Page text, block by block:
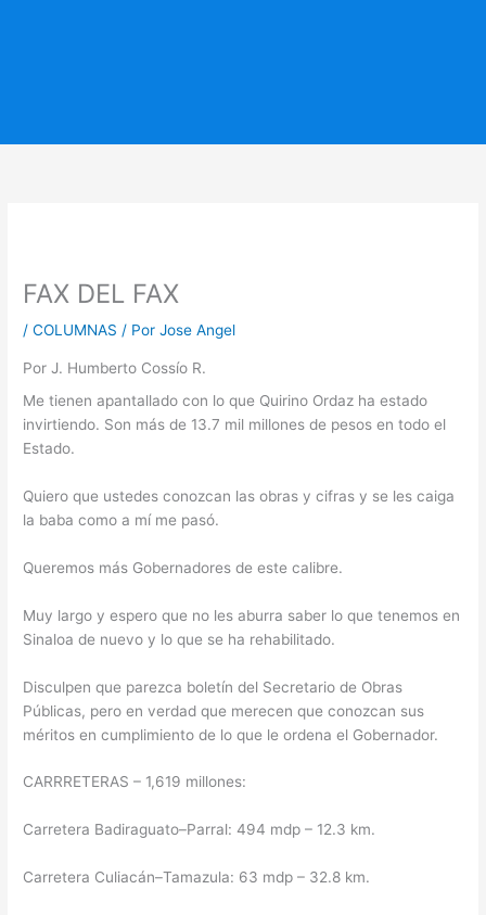
FAX DEL FAX
/COLUMNAS / PorJose Angel
Por J. Humberto Cossío R.
Me tienen apantallado con lo que Quirino Ordaz ha estado
invirtiendo. Son más de 13.7 mil millones de pesos en todo el
Estado.
Quiero que ustedes conozcan las obras y cifras y se les caiga
la baba como a mí me pasó.
Queremos más Gobernadores de este calibre.
Muy largo y espero que no les aburra saber lo que tenemos en
Sinaloa de nuevo y lo que se ha rehabilitado.
Disculpen que parezca boletín del Secretario de Obras
Públicas, pero en verdad que merecen que conozcan sus
méritos en cumplimiento de lo que le ordena el Gobernador.
CARRRETERAS – 1,619 millones:
Carretera Badiraguato–Parral: 494 mdp – 12.3 km.
Carretera Culiacán–Tamazula: 63 mdp – 32.8 km.